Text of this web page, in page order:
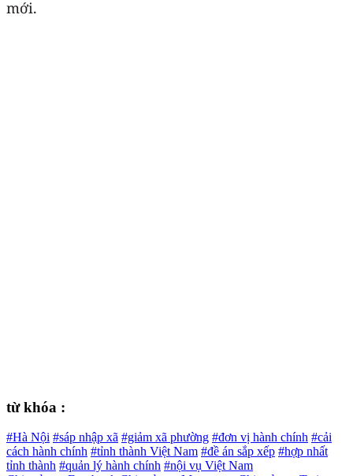
mới.
từ khóa :
#Hà Nội #sáp nhập xã #giảm xã phường #đơn vị hành chính #cải
cách hành chính #tỉnh thành Việt Nam #đề án sắp xếp #hợp nhất
tỉnh thành #quản lý hành chính #nội vụ Việt Nam